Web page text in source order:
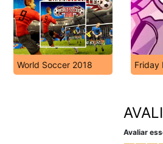
World Soccer 2018 Friday
Avaliar